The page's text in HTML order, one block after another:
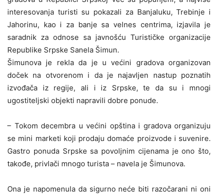
interesovanja turisti su pokazali za Banjaluku, Trebinje i
Јahorinu, kao i za banje sa velnes centrima, izjavila je
saradnik za odnose sa javnošću Turističke organizacije
Republike Srpske Sanela Šimun.
Šimunova je rekla da je u većini gradova organizovan
doček na otvorenom i da je najavljen nastup poznatih
izvođača iz regije, ali i iz Srpske, te da su i mnogi
ugostiteljski objekti napravili dobre ponude.
– Tokom decembra u većini opština i gradova organizuju
se mini marketi koji prodaju domaće proizvode i suvenire.
Gastro ponuda Srpske sa povoljnim cijenama je ono što,
takođe, privlači mnogo turista – navela je Šimunova.
Ona je napomenula da sigurno neće biti razočarani ni oni